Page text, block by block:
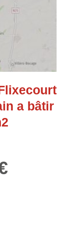
a bâtir